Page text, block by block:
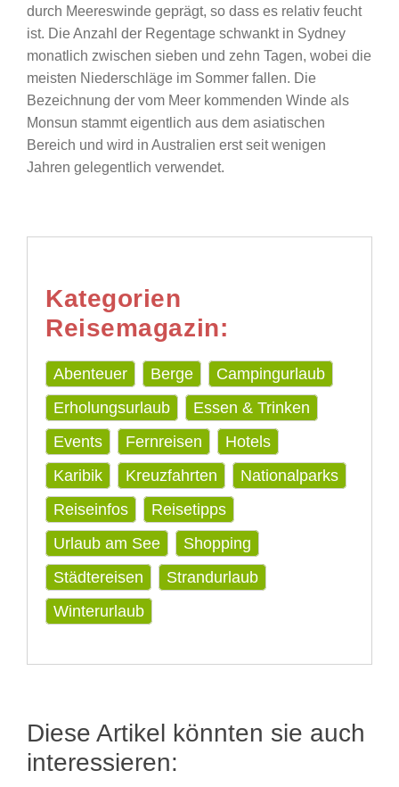
durch Meereswinde geprägt, so dass es relativ feucht
ist. Die Anzahl der Regentage schwankt in Sydney
monatlich zwischen sieben und zehn Tagen, wobei die
meisten Niederschläge im Sommer fallen. Die
Bezeichnung der vom Meer kommenden Winde als
Monsun stammt eigentlich aus dem asiatischen
Bereich und wird in Australien erst seit wenigen
Jahren gelegentlich verwendet.
Kategorien
Reisemagazin:
Abenteuer Berge
Campingurlaub
Erholungsurlaub
Essen & Trinken
Events
Fernreisen
Hotels
Karibik
Kreuzfahrten
Nationalparks
Reiseinfos
Reisetipps
Urlaub am See
Shopping
Städtereisen
Strandurlaub
Winterurlaub
Diese Artikel könnten sie auch
interessieren: